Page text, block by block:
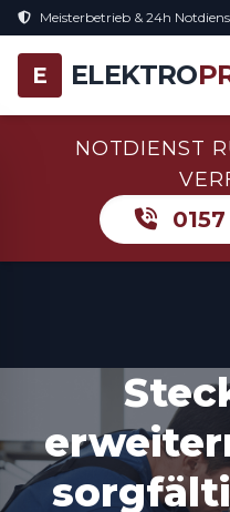
Meisterbetrieb & 24h
E ELEKTRO
NOTDIENST